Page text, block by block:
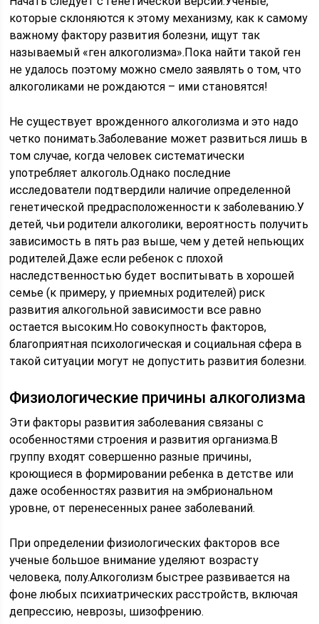
которые склоняются к этому механизму, как к самому
важному фактору развития болезни, ищут так
называемый «ген алкоголизма».Пока найти такой ген
не удалось поэтому можно смело заявлять о том, что
алкоголиками не рождаются – ими становятся!
Не существует врожденного алкоголизма и это надо
четко понимать.Заболевание может развиться лишь в
том случае, когда человек систематически
употребляет алкоголь.Однако последние
исследователи подтвердили наличие определенной
генетической предрасположенности к заболеванию.У
детей, чьи родители алкоголики, вероятность получить
зависимость в пять раз выше, чем у детей непьющих
родителей.Даже если ребенок с плохой
наследственностью будет воспитывать в хорошей
семье (к примеру, у приемных родителей) риск
развития алкогольной зависимости все равно
остается высоким.Но совокупность факторов,
благоприятная психологическая и социальная сфера в
такой ситуации могут не допустить развития болезни.
Физиологические причины алкоголизма
Эти факторы развития заболевания связаны с
особенностями строения и развития организма.В
группу входят совершенно разные причины,
кроющиеся в формировании ребенка в детстве или
даже особенностях развития на эмбриональном
уровне, от перенесенных ранее заболеваний.
При определении физиологических факторов все
ученые большое внимание уделяют возрасту
человека, полу.Алкоголизм быстрее развивается на
фоне любых психиатрических расстройств, включая
депрессию, неврозы, шизофрению.